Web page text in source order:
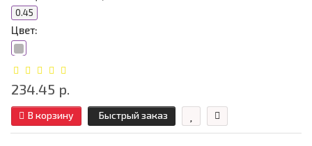
0.45
Цвет:
234.45 р.
В корзину Быстрый заказ